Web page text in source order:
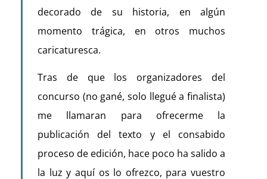
decorado de su historia, en algún
momento trágica, en otros muchos
caricaturesca.
Tras de que los organizadores del
concurso (no gané, solo llegué a finalista)
me llamaran para ofrecerme la
publicación del texto y el consabido
proceso de edición, hace poco ha salido a
la luz y aquí os lo ofrezco, para vuestro